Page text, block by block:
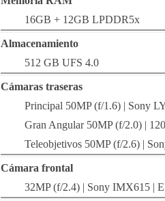
16GB + 12GB LPDDR5x
Almacenamiento
512 GB UFS 4.0
Cámaras traseras
Principal 50MP (f/1.6) | Sony
Gran Angular 50MP (f/2.0) |
Teleobjetivos 50MP (f/2.6) |
Cámara frontal
32MP (f/2.4) | Sony IMX615 |